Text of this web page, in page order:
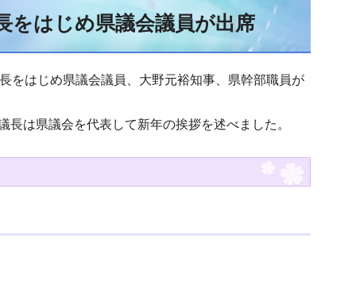
をはじめ県議会議員が出席
をはじめ県議会議員、大野元裕知事、県幹部職員が
は県議会を代表して新年の挨拶を述べました。